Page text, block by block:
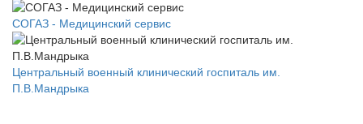
СОГАЗ - Медицинский сервис
Центральный военный клинический госпиталь им.
П.В.Мандрыка